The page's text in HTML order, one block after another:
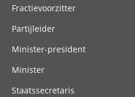
Fractievoorzitter
Partijleider
Minister-president
Minister
Staatssecretaris